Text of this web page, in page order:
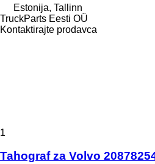
Estonija, Tallinn
TruckParts Eesti OÜ
Kontaktirajte prodavca
1
Tahograf za Volvo